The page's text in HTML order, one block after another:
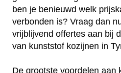
ben je benieuwd welk
verbonden is? Vraag dan
vrijblijvend offertes aan bij
van kunststof kozijnen in
De grootste voordelen aan